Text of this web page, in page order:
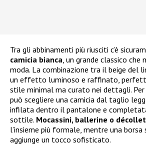
Tra gli abbinamenti più riusciti c’è
camicia bianca, un grande classico che
moda. La combinazione tra il beige del
un effetto luminoso e raffinato,
stile minimal ma curato nei dettagli.
può scegliere una camicia dal taglio
infilata dentro il pantalone e
sottile. Mocassini, ballerine o
l’insieme più formale, mentre una
aggiunge un tocco sofisticato.